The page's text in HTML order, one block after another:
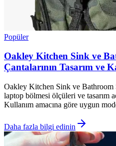
Popüler
Oakley Kitchen Sink ve
Çantalarının Tasarım ve
Oakley Kitchen Sink ve Bathroom
laptop bölmesi ölçüleri ve tasarım
Kullanım amacına göre uygun
Daha fazla bilgi edinin